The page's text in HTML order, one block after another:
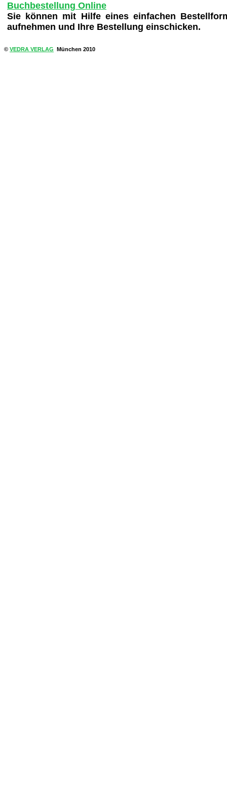
Buchbestellung Online
Sie können mit Hilfe eines einfachen
aufnehmen und Ihre Bestellung einschicken.
© VEDRA VERLAG München 2010